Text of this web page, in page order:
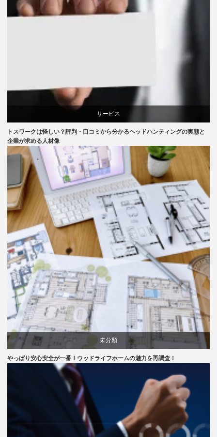
サービス
トスワークは怪しい？評判・口コミから分かるヘッドハンティングの実態と
企業が求める人材像
未分類
やっぱり安心安全が一番！ウッドライフホームの魅力を再調査！